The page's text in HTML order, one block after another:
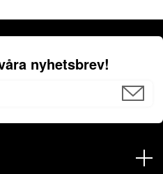
nyhetsbrev!